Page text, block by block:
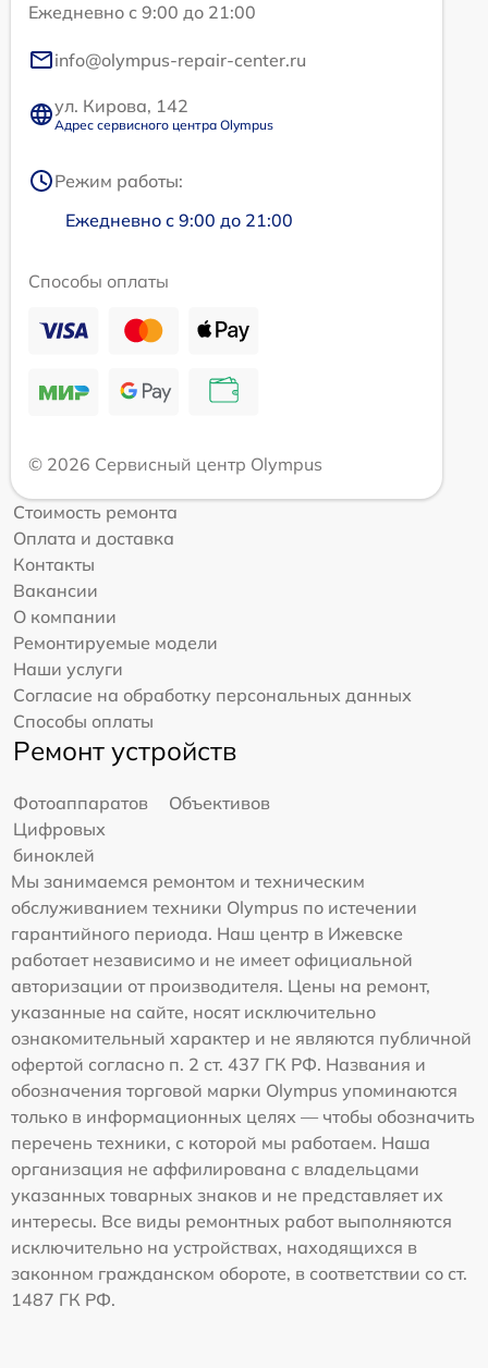
Ежедневно с 9:00 до 21:00
info@olympus-repair-center.ru
ул. Кирова, 142
Адрес сервисного центра Olympus
Режим работы:
Ежедневно с 9:00 до 21:00
Способы оплаты
© 2026 Сервисный центр Olympus
Стоимость ремонта
Оплата и доставка
Контакты
Вакансии
О компании
Ремонтируемые модели
Наши услуги
Согласие на обработку персональных данных
Способы оплаты
Ремонт устройств
Фотоаппаратов
Объективов
Цифровых
биноклей
Мы занимаемся ремонтом и техническим
обслуживанием техники Olympus по истечении
гарантийного периода. Наш центр в Ижевске
работает независимо и не имеет официальной
авторизации от производителя. Цены на ремонт,
указанные на сайте, носят исключительно
ознакомительный характер и не являются публичной
офертой согласно п. 2 ст. 437 ГК РФ. Названия и
обозначения торговой марки Olympus упоминаются
только в информационных целях — чтобы обозначить
перечень техники, с которой мы работаем. Наша
организация не аффилирована с владельцами
указанных товарных знаков и не представляет их
интересы. Все виды ремонтных работ выполняются
исключительно на устройствах, находящихся в
законном гражданском обороте, в соответствии со ст.
1487 ГК РФ.